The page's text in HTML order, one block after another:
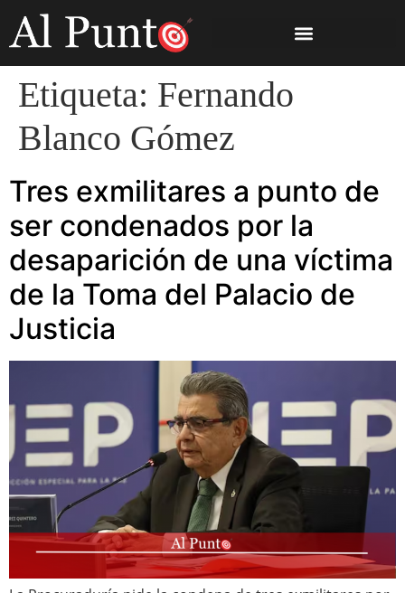
Etiqueta: Fernando
Blanco Gómez
Tres exmilitares a punto de
ser condenados por la
desaparición de una víctima
de la Toma del Palacio de
Justicia